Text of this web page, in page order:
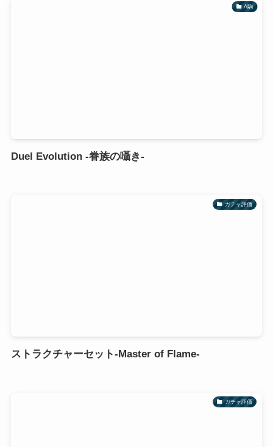
A駒
Duel Evolution -眷族の囁き-
ガチャ評価
ストラクチャーセット-Master of Flame-
ガチャ評価